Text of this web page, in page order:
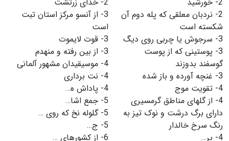
2- نردبان معلقی که پله دوم آن
شکسته است
3- سرجوش یا چربی روی دیگ
3- پوستینی که از پوست
گوسفند بدوزند
3- غنچه آورده و باز شده
4- تقویت موج
4- از گلهای مناطق گرمسیری
دارای برگ درشت و نوک تیز به
رنگ سرخ خالدار
4- پر…
3- از آنسو مرکز استان تبت
است
3- قوت لایموت
3- از بین رفته و منهدم
4- موسیقیدان مشهور آلمانی
4- نت برداری
4- پاداش ه…
5- جمع اشا…
5- گلوله نخ که روی …
5- ج…
6- از کشورهای …